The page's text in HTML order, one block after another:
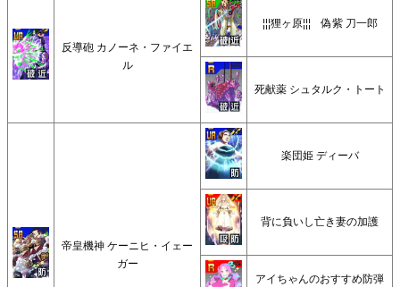
反導砲 カノーネ・ファイエ
ル
¦¦¦狸ヶ原¦¦¦ 偽紫 刀一郎
死献薬 シュタルク・トート
帝皇機神 ケーニヒ・イェー
ガー
楽団姫 ディーバ
背に負いし亡き妻の加護
アイちゃんのおすすめ防弾